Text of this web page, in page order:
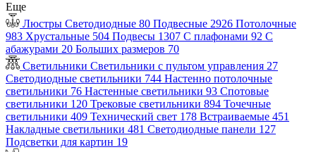
Еще
Люстры Светодиодные 80 Подвесные 2926 Потолочные
983 Хрустальные 504 Подвесы 1307 С плафонами 92 С
абажурами 20 Больших размеров 70
Светильники Светильники с пультом управления 27
Светодиодные светильники 744 Настенно потолочные
светильники 76 Настенные светильники 93 Спотовые
светильники 120 Трековые светильники 894 Точечные
светильники 409 Технический свет 178 Встраиваемые 451
Накладные светильники 481 Светодиодные панели 127
Подсветки для картин 19